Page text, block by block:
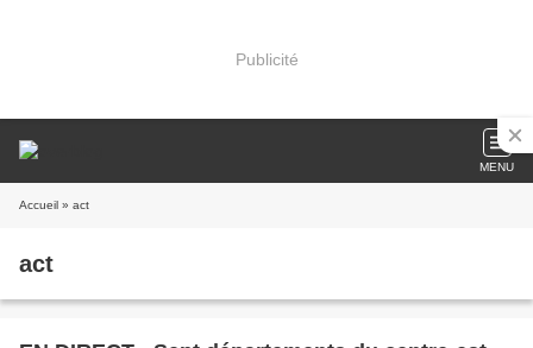
Publicité
MENU
Accueil » act
act